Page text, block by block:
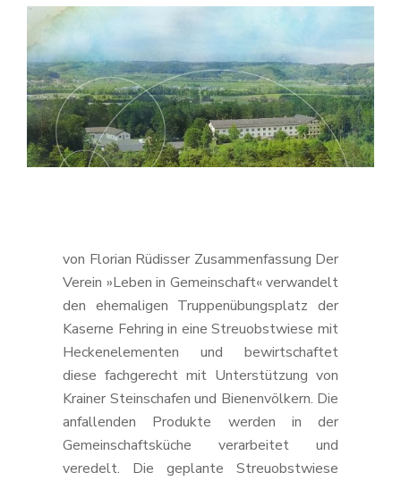
von Florian Rüdisser Zusammenfassung Der
Verein »Leben in Gemeinschaft« verwandelt
den ehemaligen Truppenübungsplatz der
Kaserne Fehring in eine Streuobstwiese mit
Heckenelementen und bewirtschaftet
diese fachgerecht mit Unterstützung von
Krainer Steinschafen und Bienenvölkern. Die
anfallenden Produkte werden in der
Gemeinschaftsküche verarbeitet und
veredelt. Die geplante Streuobstwiese